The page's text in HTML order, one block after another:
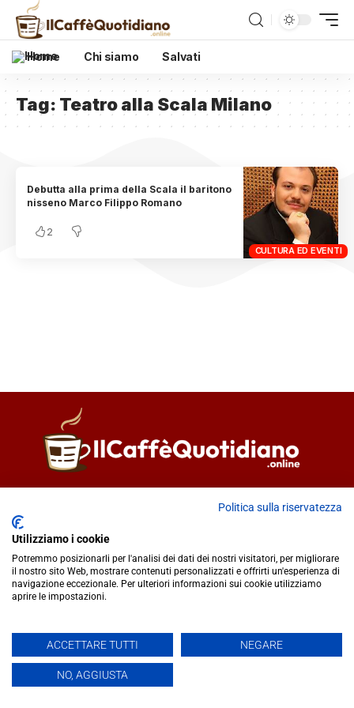
Home Chi siamo Salvati
Tag: Teatro alla Scala Milano
CULTURA ED EVENTI
Debutta alla prima della Scala il baritono
nisseno Marco Filippo Romano
2
redazione@ilcaffequotidiano.online
C.F. 92076900858
Chi siamo
Privacy & Cookie Policy
IlCaffèQuotidiano.online è una testata giornalistica registrata
presso il Tribunale di Caltanissetta n.02/2024 del 17/07/2024 |
Realizzato da
Politica sulla riservatezza
Utilizziamo i cookie
Potremmo posizionarli per l'analisi dei dati dei nostri visitatori, per migliorare
il nostro sito Web, mostrare contenuti personalizzati e offrirti un'esperienza di
navigazione eccezionale. Per ulteriori informazioni sui cookie utilizziamo
aprire le impostazioni.
ACCETTARE TUTTI NEGARE
NO, AGGIUSTA